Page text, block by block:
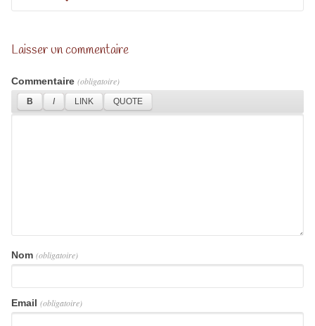
Laisser un commentaire
Commentaire (obligatoire)
Nom (obligatoire)
Email (obligatoire)